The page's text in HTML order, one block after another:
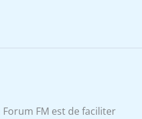
FM est de faciliter